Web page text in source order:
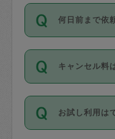
時間も被ら
社員など様
登録してい
日本語も話
ールに記載
確認していま
ング動画を
現場トライア
ジさんが活
※テストセン
依頼者とタ
を通して成立
適用されま
です。作業中
をさせたり
す。
何日前まで依
ご依頼は、
以降）の日時
す。
タスカジさん
可能です。
キャンセル料
キャンセル
す。
お試し利用は